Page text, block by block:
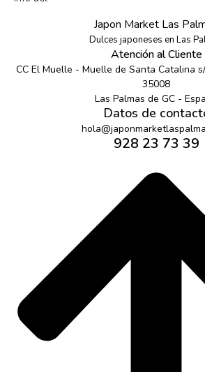
Japon Market Las
Dulces japoneses en Las
Atención al Cliente
CC El Muelle - Muelle de Santa Catalina
35008
Las Palmas de GC -
Datos de
928 23 73 39